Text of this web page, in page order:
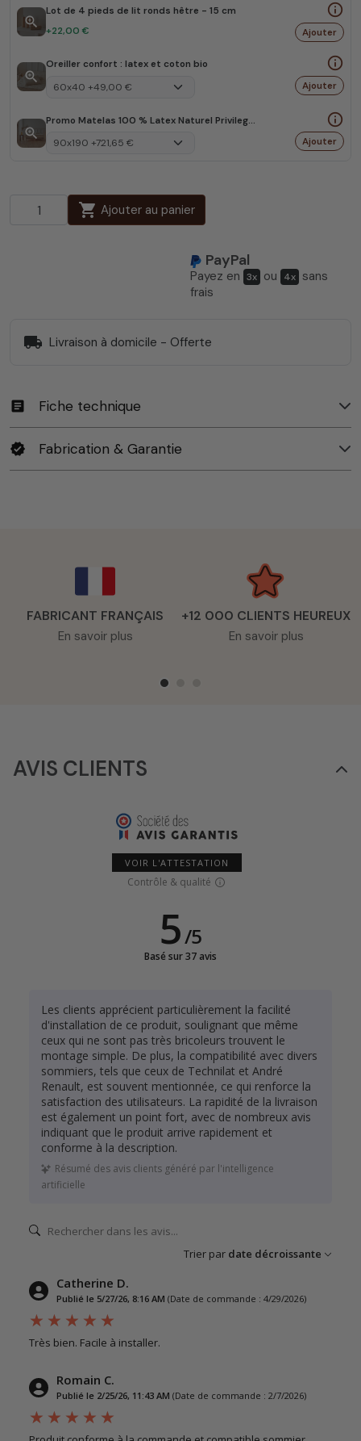
zoom_in
Lot de 4 pieds de lit ronds hêtre - 15 cm info_outline
+22,00 € Ajouter
zoom_in
Oreiller confort : latex et coton bio info_outline
Ajouter
zoom_in
Promo Matelas 100 % Latex Naturel Privilege - Qualité Hôtelière info_outline
Ajouter
shopping_cart Ajouter au panier
PayPal
Payez en 3x ou 4x sans
frais
local_shipping Livraison à domicile - Offerte
article Fiche technique
verified Fabrication & Garantie
FABRICANT FRANÇAIS
En savoir plus
+12 000 CLIENTS HEUREUX
En savoir plus
AVIS CLIENTS
VOIR L'ATTESTATION
Contrôle & qualité
5/5
Basé sur 37 avis
Les clients apprécient particulièrement la facilité
d'installation de ce produit, soulignant que même
ceux qui ne sont pas très bricoleurs trouvent le
montage simple. De plus, la compatibilité avec divers
sommiers, tels que ceux de Technilat et André
Renault, est souvent mentionnée, ce qui renforce la
satisfaction des utilisateurs. La rapidité de la livraison
est également un point fort, avec de nombreux avis
indiquant que le produit arrive rapidement et
conforme à la description.
Résumé des avis clients généré par l'intelligence
artificielle
Trier par date décroissante
Catherine D.
Publié le 5/27/26, 8:16 AM (Date de commande : 4/29/2026)
Très bien. Facile à installer.
Romain C.
Publié le 2/25/26, 11:43 AM (Date de commande : 2/7/2026)